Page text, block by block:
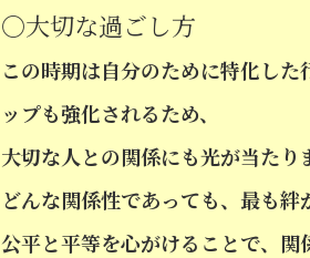
○大切な過ごし方
この時期は自分のために特化し
ップも強化されるため、
大切な人との関係にも光が当たり
どんな関係性であっても、最も絆
公平と平等を心がけることで、